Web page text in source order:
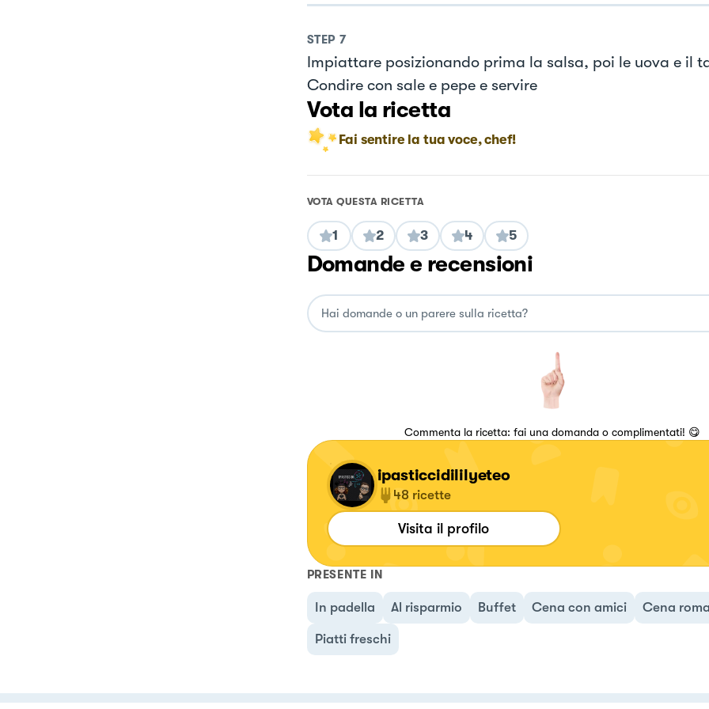
STEP 7
Impiattare posizionando prima la salsa, poi le uova e il
Condire con sale e pepe e servire
Vota la ricetta
Fai sentire la tua voce, chef!
VOTA QUESTA RICETTA
1 2 3 4 5
Domande e recensioni
Commenta la ricetta: fai una domanda o complimentati! 😋
ipasticcidililyeteo
48 ricette
Visita il profilo
PRESENTE IN
In padella Al risparmio Buffet Cena con amici Cena
Piatti freschi